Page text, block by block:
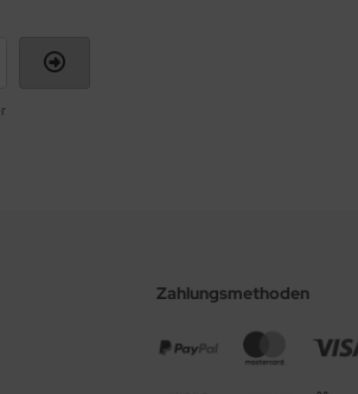
Zahlungsmethoden